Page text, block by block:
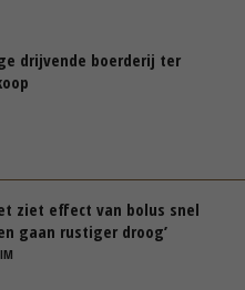
drijvende boerderij ter
ziet effect van bolus snel
gaan rustiger droog’